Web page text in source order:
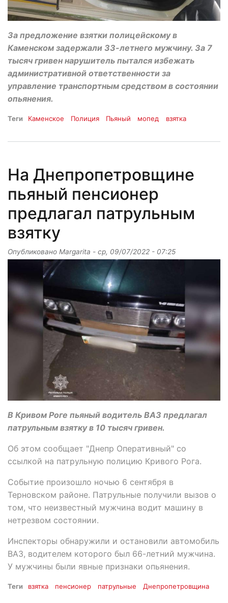
За предложение взятки полицейскому в
Каменском задержали 33-летнего мужчину. За 7
тысяч гривен нарушитель пытался избежать
административной ответственности за
управление транспортным средством в состоянии
опьянения.
Теги Каменское Полиция Пьяный мопед взятка
На Днепропетровщине
пьяный пенсионер
предлагал патрульным
взятку
Опубликовано Margarita - ср, 09/07/2022 - 07:25
В Кривом Роге пьяный водитель ВАЗ предлагал
патрульным взятку в 10 тысяч гривен.
Об этом сообщает "Днепр Оперативный" со
ссылкой на патрульную полицию Кривого Рога.
Событие произошло ночью 6 сентября в
Терновском районе. Патрульные получили вызов о
том, что неизвестный мужчина водит машину в
нетрезвом состоянии.
Инспекторы обнаружили и остановили автомобиль
ВАЗ, водителем которого был 66-летний мужчина.
У мужчины были явные признаки опьянения.
Теги взятка пенсионер патрульные Днепропетровщина